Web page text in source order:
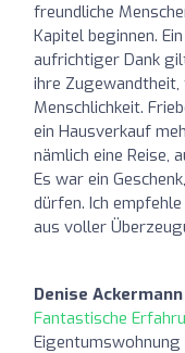
freundliche
Kapitel beginnen.
aufrichtiger Dank
ihre Zugewandtheit,
Menschlichkeit.
ein Hausverkauf
nämlich eine Reise,
Es war ein
dürfen. Ich
aus voller
Denise Ackermann
Fantastische